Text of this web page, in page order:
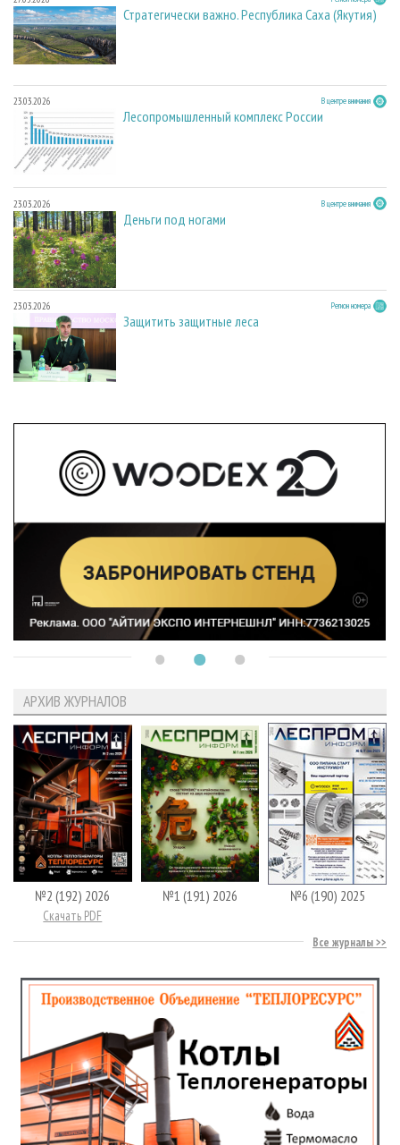
Стратегически важно. Республика Саха (Якутия)
23.03.2026 В центре внимания
Лесопромышленный комплекс России
23.03.2026 В центре внимания
Деньги под ногами
23.03.2026 Регион номера
Защитить защитные леса
АРХИВ ЖУРНАЛОВ
№2 (192) 2026
Скачать PDF
№1 (191) 2026 №6 (190) 2025
Все журналы